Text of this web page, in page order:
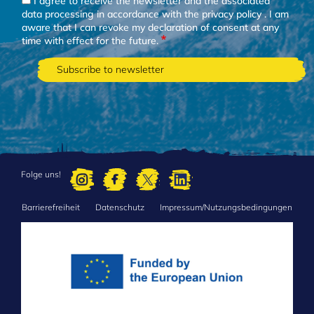
data processing in accordance with theprivacy policy. I am
aware that I can revoke my declaration of consent at any
time with effect for the future.
Folge uns!
FOOTER
Barrierefreiheit Datenschutz Impressum/Nutzungsbedingungen